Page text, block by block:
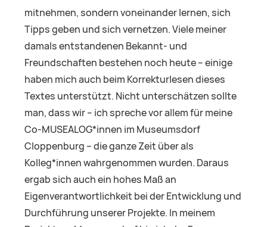
mitnehmen, sondern voneinander lernen, sich
Tipps geben und sich vernetzen. Viele meiner
damals entstandenen Bekannt- und
Freundschaften bestehen noch heute – einige
haben mich auch beim Korrekturlesen dieses
Textes unterstützt. Nicht unterschätzen sollte
man, dass wir – ich spreche vor allem für meine
Co-MUSEALOG*innen im Museumsdorf
Cloppenburg – die ganze Zeit über als
Kolleg*innen wahrgenommen wurden. Daraus
ergab sich auch ein hohes Maß an
Eigenverantwortlichkeit bei der Entwicklung und
Durchführung unserer Projekte. In meinem